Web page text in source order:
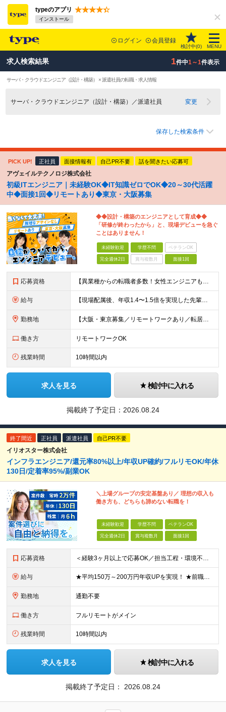
typeのアプリ
インストール
ログイン 会員登録
検討中(0) MENU
求人検索結果 1件中1～1件表示
サーバ・クラウドエンジニア（設計・構築） × 派遣社員の転職・求人情報
サーバ・クラウドエンジニア（設計・構築）／派遣社員 変更
保存した検索条件
PICK UP! 正社員 面接情報有 自己PR不要 話を聞きたい応募可
アヴェイルテクノロジ株式会社
初級ITエンジニア｜未経験OK◆IT知識ゼロでOK◆20～30代活躍
中◆面接1回◆リモートあり◆東京・大阪募集
◆◆設計・構築のエンジニアとして育成◆◆
「研修が終わったから」と、現場デビューを急ぐ
ことはありません！
未経験歓迎 学歴不問 ベテランOK
完全週休2日 賞与複数月 面接1回
応募資格 【異業種からの転職者多数！女性エンジニアも活躍中】 ◆学歴不問 ◆未経験OK ≪こんな方を歓迎しています≫ ◎未経験から成長できる環境で活躍したい方 ◎大学やスクールでIT系のスキルを学んだことのあ
給与 【現場配属後、年収1.4〜1.5倍を実現した先輩も！残業代全額支給】 ◆給与は経験やスキルに応じて決定します ◆年俸制250万円～350万円（1/12を月々支給） ≪年収UPの例≫ ◎飲食業からのキ
勤務地 【大阪・東京募集／リモートワークあり／転居を伴う転勤なし】 東京本社、大阪事務所、または東京23区内・関西（大阪・兵庫）の各クライアント先勤務 ◆入社後、約1年間はクライアント先ではなく 自社内（東
働き方 リモートワークOK
残業時間 10時間以内
求人を見る 検討中に入れる
掲載終了予定日： 2026.08.24
終了間近 正社員 派遣社員 自己PR不要
イリオスター株式会社
インフラエンジニア/還元率80%以上/年収UP確約/フルリモOK/年休
130日/定着率95%/副業OK
＼上場グループの安定基盤あり／ 理想の収入も
働き方も、どちらも諦めない転職を！
未経験歓迎 学歴不問 ベテランOK
完全週休2日 賞与複数月 面接1回
応募資格 ＜経験3ヶ月以上で応募OK／担当工程・環境不問／ブランクOK＞ ★20代～50代まで幅広く活躍中 ★キャリア20年以上のベテランも歓迎 ★子育てと両立しながら働く社員も在籍 ★ブランクあり・正社員デビ
給与 ★平均150万～200万円年収UPを実現！ ★前職給与を100％保証！ ★案件内容の開示・明確な評価体制あり ⇒クライアント評価で即昇給を実現したケースも◎ ★年12回（毎月昇給チャンスあり） ■月
勤務地 通勤不要
働き方 フルリモートがメイン
残業時間 10時間以内
求人を見る 検討中に入れる
掲載終了予定日： 2026.08.24